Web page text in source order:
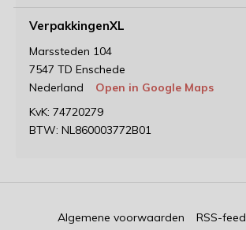
VerpakkingenXL
Marssteden 104
7547 TD Enschede
Nederland
Open in Google Maps
KvK: 74720279
BTW: NL860003772B01
Algemene voorwaarden RSS-feed